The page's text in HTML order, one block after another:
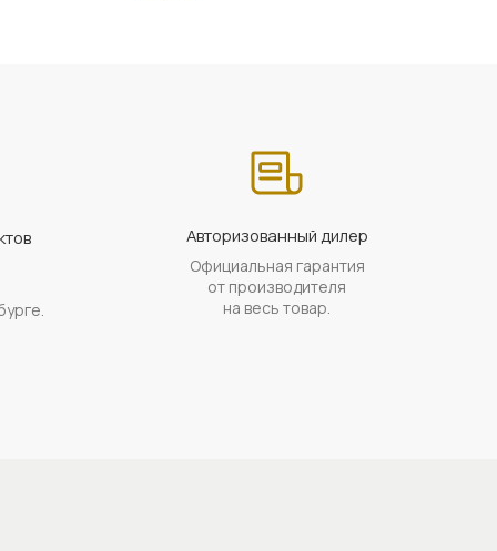
Авторизованный дилер
Официальная гарантия
от производителя
на весь товар.